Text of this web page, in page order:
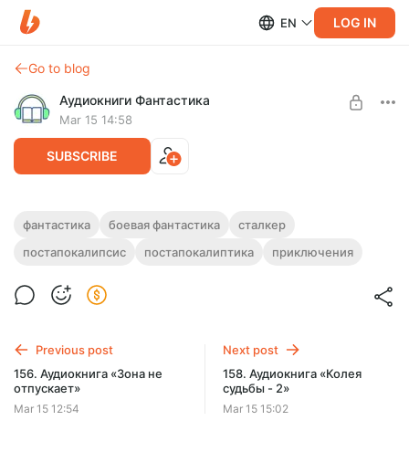
EN LOG IN
Go to blog
Аудиокниги Фантастика
Mar 15 14:58
SUBSCRIBE
157. Аудиокнига «Колея судьбы - 1»
Полная версия.
Слушайте эту и другие лучшие аудиокниги жанра
Фантастика целиком, без рекламы и ограничений!
Level required:
фантастика боевая фантастика
сталкер
постапокалипсис
постапокалиптика приключения
Previous post
156. Аудиокнига «Зона не
отпускает»
Mar 15 12:54
Next post
158. Аудиокнига «Колея
судьбы - 2»
Mar 15 15:02